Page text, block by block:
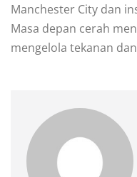
Manchester City dan
Masa depan cerah
mengelola tekanan